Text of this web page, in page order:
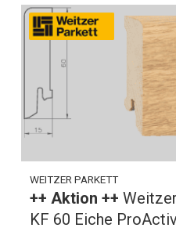
WEITZER PARKETT
++ Aktion ++
KF 60 Eiche